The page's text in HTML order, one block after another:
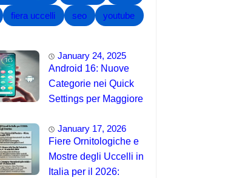
fiera uccelli seo youtube
January 24, 2025
Android 16: Nuove
Categorie nei Quick
Settings per Maggiore
January 17, 2026
Fiere Ornitologiche e
Mostre degli Uccelli in
Italia per il 2026: